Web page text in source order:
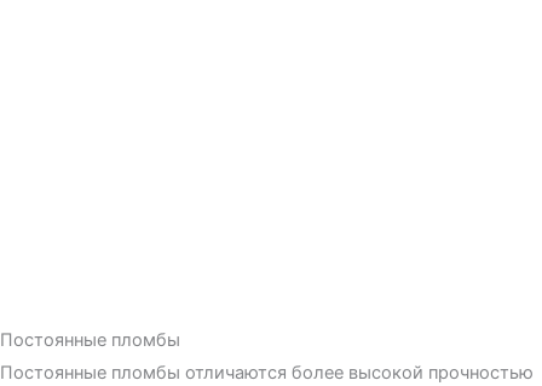
Постоянные пломбы
Постоянные пломбы отличаются более высокой прочностью